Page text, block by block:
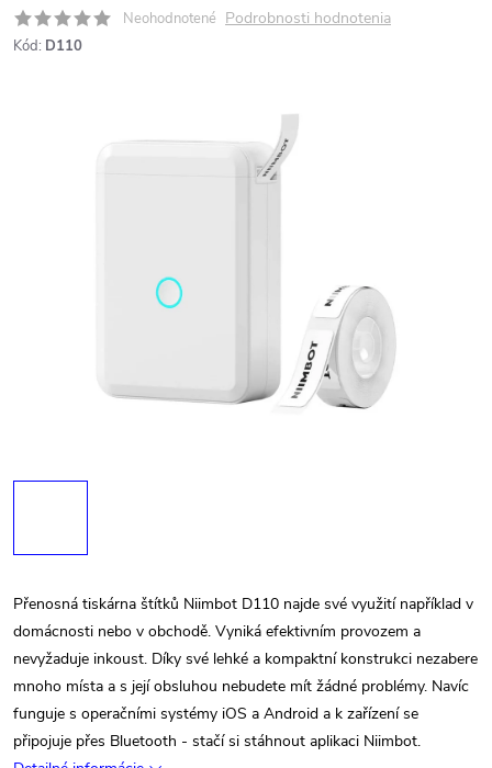
Neohodnotené Podrobnosti hodnotenia
Kód: D110
Přenosná tiskárna štítků Niimbot D110 najde své využití například v
domácnosti nebo v obchodě. Vyniká efektivním provozem a
nevyžaduje inkoust. Díky své lehké a kompaktní konstrukci nezabere
mnoho místa a s její obsluhou nebudete mít žádné problémy. Navíc
funguje s operačními systémy iOS a Android a k zařízení se
připojuje přes Bluetooth - stačí si stáhnout aplikaci Niimbot.